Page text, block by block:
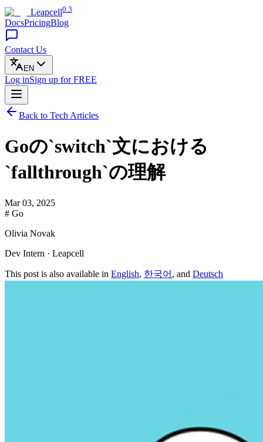
Leapcell0.3
DocsPricingBlog
Contact Us
EN
Log inSign up for FREE
Back to Tech Articles
Goの`switch`文における
`fallthrough`の理解
Mar 03, 2025
# Go
Olivia Novak
Dev Intern · Leapcell
This post is also available in English, 한국어 , and Deutsch